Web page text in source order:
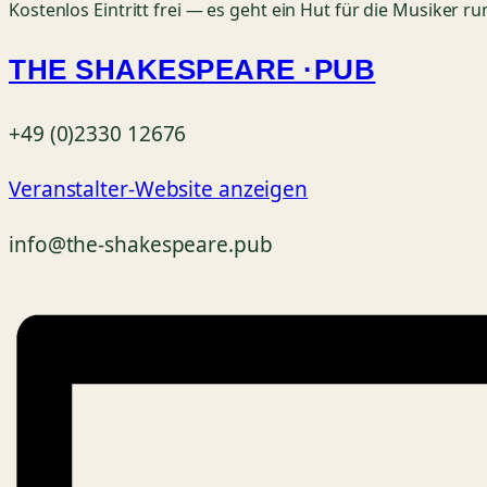
Kostenlos Eintritt frei — es geht ein Hut für die Musiker
THE SHAKESPEARE ·PUB
+49 (0)2330 12676
Veranstalter-Website anzeigen
info@the-shakespeare.pub